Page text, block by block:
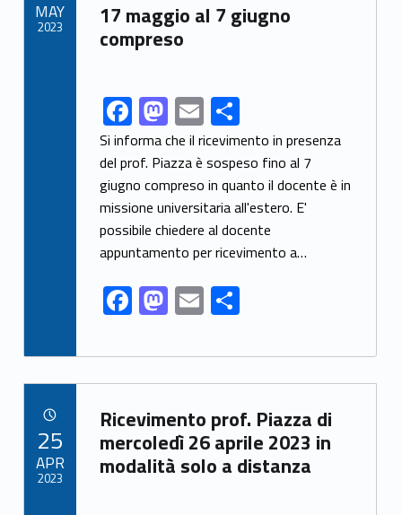
17 maggio al 7 giugno
compreso
Link identifier share facebook archive #share-link-archive-95108F
ac
e
b
o
o
k
M
as
to
d
o
n
E
m
ai
l
C
o
n
di
vi
di
Si informa che il ricevimento in presenza
del prof. Piazza è sospeso fino al 7
giugno compreso in quanto il docente è in
missione universitaria all'estero. E'
possibile chiedere al docente
appuntamento per ricevimento a…
F
ac
e
b
o
o
k
M
as
to
d
o
n
E
m
ai
l
C
n
di
vi
di
MAY
2023
Link identifier archive #link-archive-86740
Ricevimento prof. Piazza di
mercoledì 26 aprile 2023 in
modalità solo a distanza
25
APR
2023